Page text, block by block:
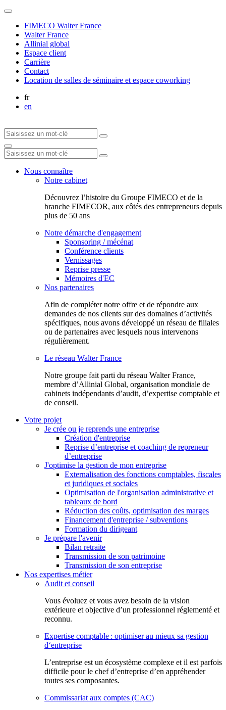
FIMECO Walter France
Walter France
Allinial global
Espace client
Carrière
Contact
Location de salles de séminaire et espace coworking
fr
en
Nous connaître
Notre cabinet
Découvrez l’histoire du Groupe FIMECO et de la
branche FIMECOR, aux côtés des entrepreneurs depuis
plus de 50 ans
Notre démarche d'engagement
Sponsoring / mécénat
Conférence clients
Vernissages
Reprise presse
Mémoires d'EC
Nos partenaires
Afin de compléter notre offre et de répondre aux
demandes de nos clients sur des domaines d’activités
spécifiques, nous avons développé un réseau de filiales
ou de partenaires avec lesquels nous intervenons
régulièrement.
Le réseau Walter France
Notr​e groupe fait parti du réseau Walter France,
membre d’Allinial Global, organisation mondiale de
cabinets indépendants d’audit, d’expertise comptable et
de conseil.
Votre projet
Je crée ou je reprends une entreprise
Création d'entreprise
Reprise d’entreprise et coaching de repreneur
d’entreprise
J'optimise la gestion de mon entreprise
Externalisation des fonctions comptables, fiscales
et juridiques et sociales
Optimisation de l'organisation administrative et
tableaux de bord
Réduction des coûts, optimisation des marges
Financement d'entreprise / subventions
Formation du dirigeant
Je prépare l'avenir
Bilan retraite
Transmission de son patrimoine
Transmission de son entreprise
Nos expertises métier
Audit et conseil
Vous évoluez et vous avez besoin de la vision
extérieure et objective d’un professionnel réglementé et
reconnu.
Expertise comptable : optimiser au mieux sa gestion
d‘entreprise
L’entreprise est un écosystème complexe et il est parfois
difficile pour le chef d’entreprise d’en appréhender
toutes ses composantes.
Commissariat aux comptes (CAC)